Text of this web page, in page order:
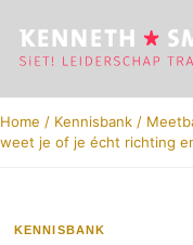
Home / Kennisbank /
weet je of je écht richting
KENNISBANK